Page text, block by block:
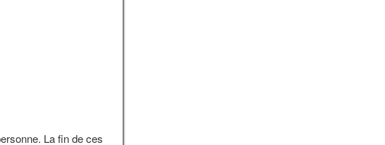
La fin de ces